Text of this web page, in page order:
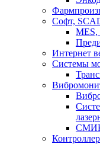
Софт,
MES,
Интернет
Системы